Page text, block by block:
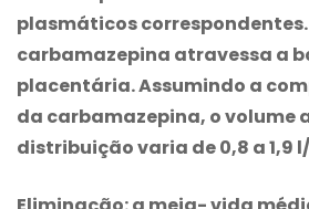
plasmáticos correspondentes.
carbamazepina atravessa a
placentária. Assumindo a
da carbamazepina, o volume
distribuição varia de 0,8 a 1,9